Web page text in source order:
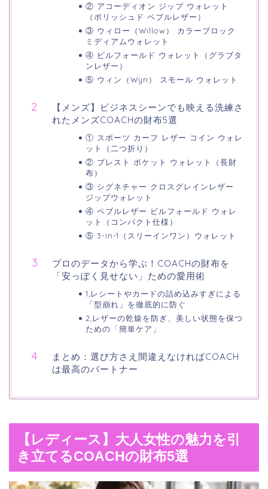
② アコーディオン ジップ ウォレット
（ポリッシュド ペブルレザー）
③ ウィロー（Willow） カラーブロック
ミディアムウォレット
④ ビルフォールド ウォレット（グラブタ
ンレザー）
⑤ ウィン（Wyn） スモール ウォレット
【メンズ】ビジネスシーンでも映える洗練さ
れたメンズCOACHの財布5選
① スポーツ カーフ レザー コイン ウォレ
ット（二つ折り）
② ブレスト ポケット ウォレット（長財
布）
③ シグネチャー クロスグレインレザー
ジップウォレット
④ ペブルレザー ビルフォールド ウォレ
ット（コンパクト仕様）
⑤ 3-in-1（スリーインワン）ウォレット
プロのデータから学ぶ！COACHの財布を
「安っぽく見せない」ための愛用術
1,レシートやカードの詰め込みすぎによる
「型崩れ」を徹底的に防ぐ
2,レザーの乾燥を防ぎ、美しい状態を保つ
ための「簡単ケア」
まとめ：選び方さえ間違えなければCOACH
は最高のパートナー
【レディース】大人女性の魅力を引
き立てるCOACHの財布5選